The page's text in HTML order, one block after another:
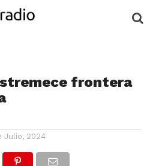
frontera
Julio, 2024